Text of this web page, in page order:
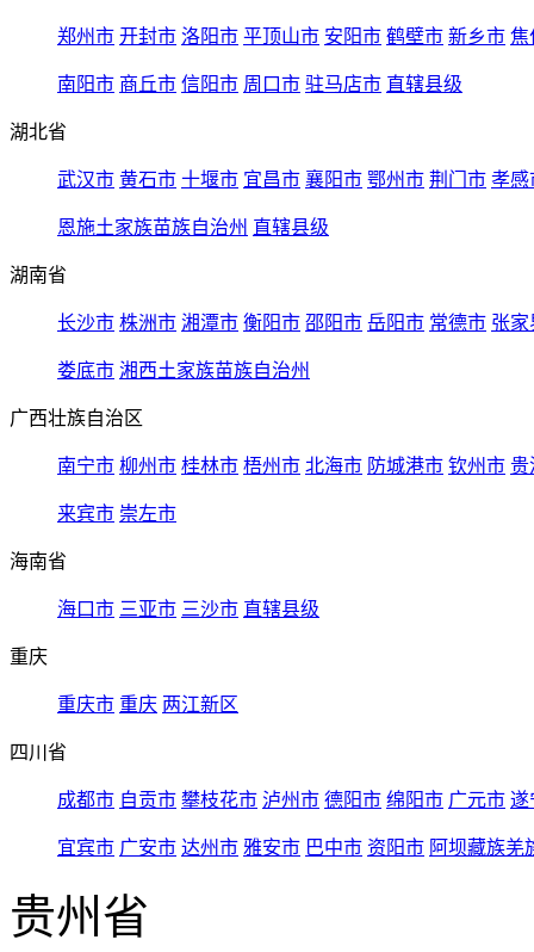
郑州市 开封市 洛阳市 平顶山市 安阳市 鹤壁市 新乡市 焦
南阳市 商丘市 信阳市 周口市 驻马店市 直辖县级
湖北省
武汉市 黄石市 十堰市 宜昌市 襄阳市 鄂州市 荆门市 孝感
恩施土家族苗族自治州 直辖县级
湖南省
长沙市 株洲市 湘潭市 衡阳市 邵阳市 岳阳市 常德市 张家
娄底市 湘西土家族苗族自治州
广西壮族自治区
南宁市 柳州市 桂林市 梧州市 北海市 防城港市 钦州市 贵
来宾市 崇左市
海南省
海口市 三亚市 三沙市 直辖县级
重庆
重庆市 重庆 两江新区
四川省
成都市 自贡市 攀枝花市 泸州市 德阳市 绵阳市 广元市 遂
宜宾市 广安市 达州市 雅安市 巴中市 资阳市 阿坝藏族羌
贵州省